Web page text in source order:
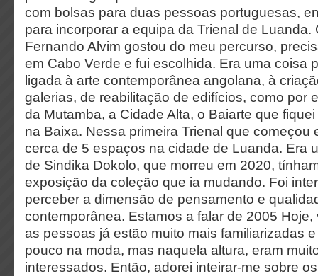
com bolsas para duas pessoas portuguesas,
para incorporar a equipa da Trienal de Luanda.
Fernando Alvim gostou do meu percurso,
em Cabo Verde e fui escolhida. Era uma coisa
ligada à arte contemporânea angolana, à
galerias, de reabilitação de edifícios, como por
da Mutamba, a Cidade Alta, o Baiarte que
na Baixa. Nessa primeira Trienal que começou
cerca de 5 espaços na cidade de Luanda. Era
de Sindika Dokolo, que morreu em 2020,
exposição da coleção que ia mudando. Foi
perceber a dimensão de pensamento e
contemporânea. Estamos a falar de 2005
as pessoas já estão muito mais familiarizadas
pouco na moda, mas naquela altura, eram
interessados. Então, adorei inteirar-me sobre